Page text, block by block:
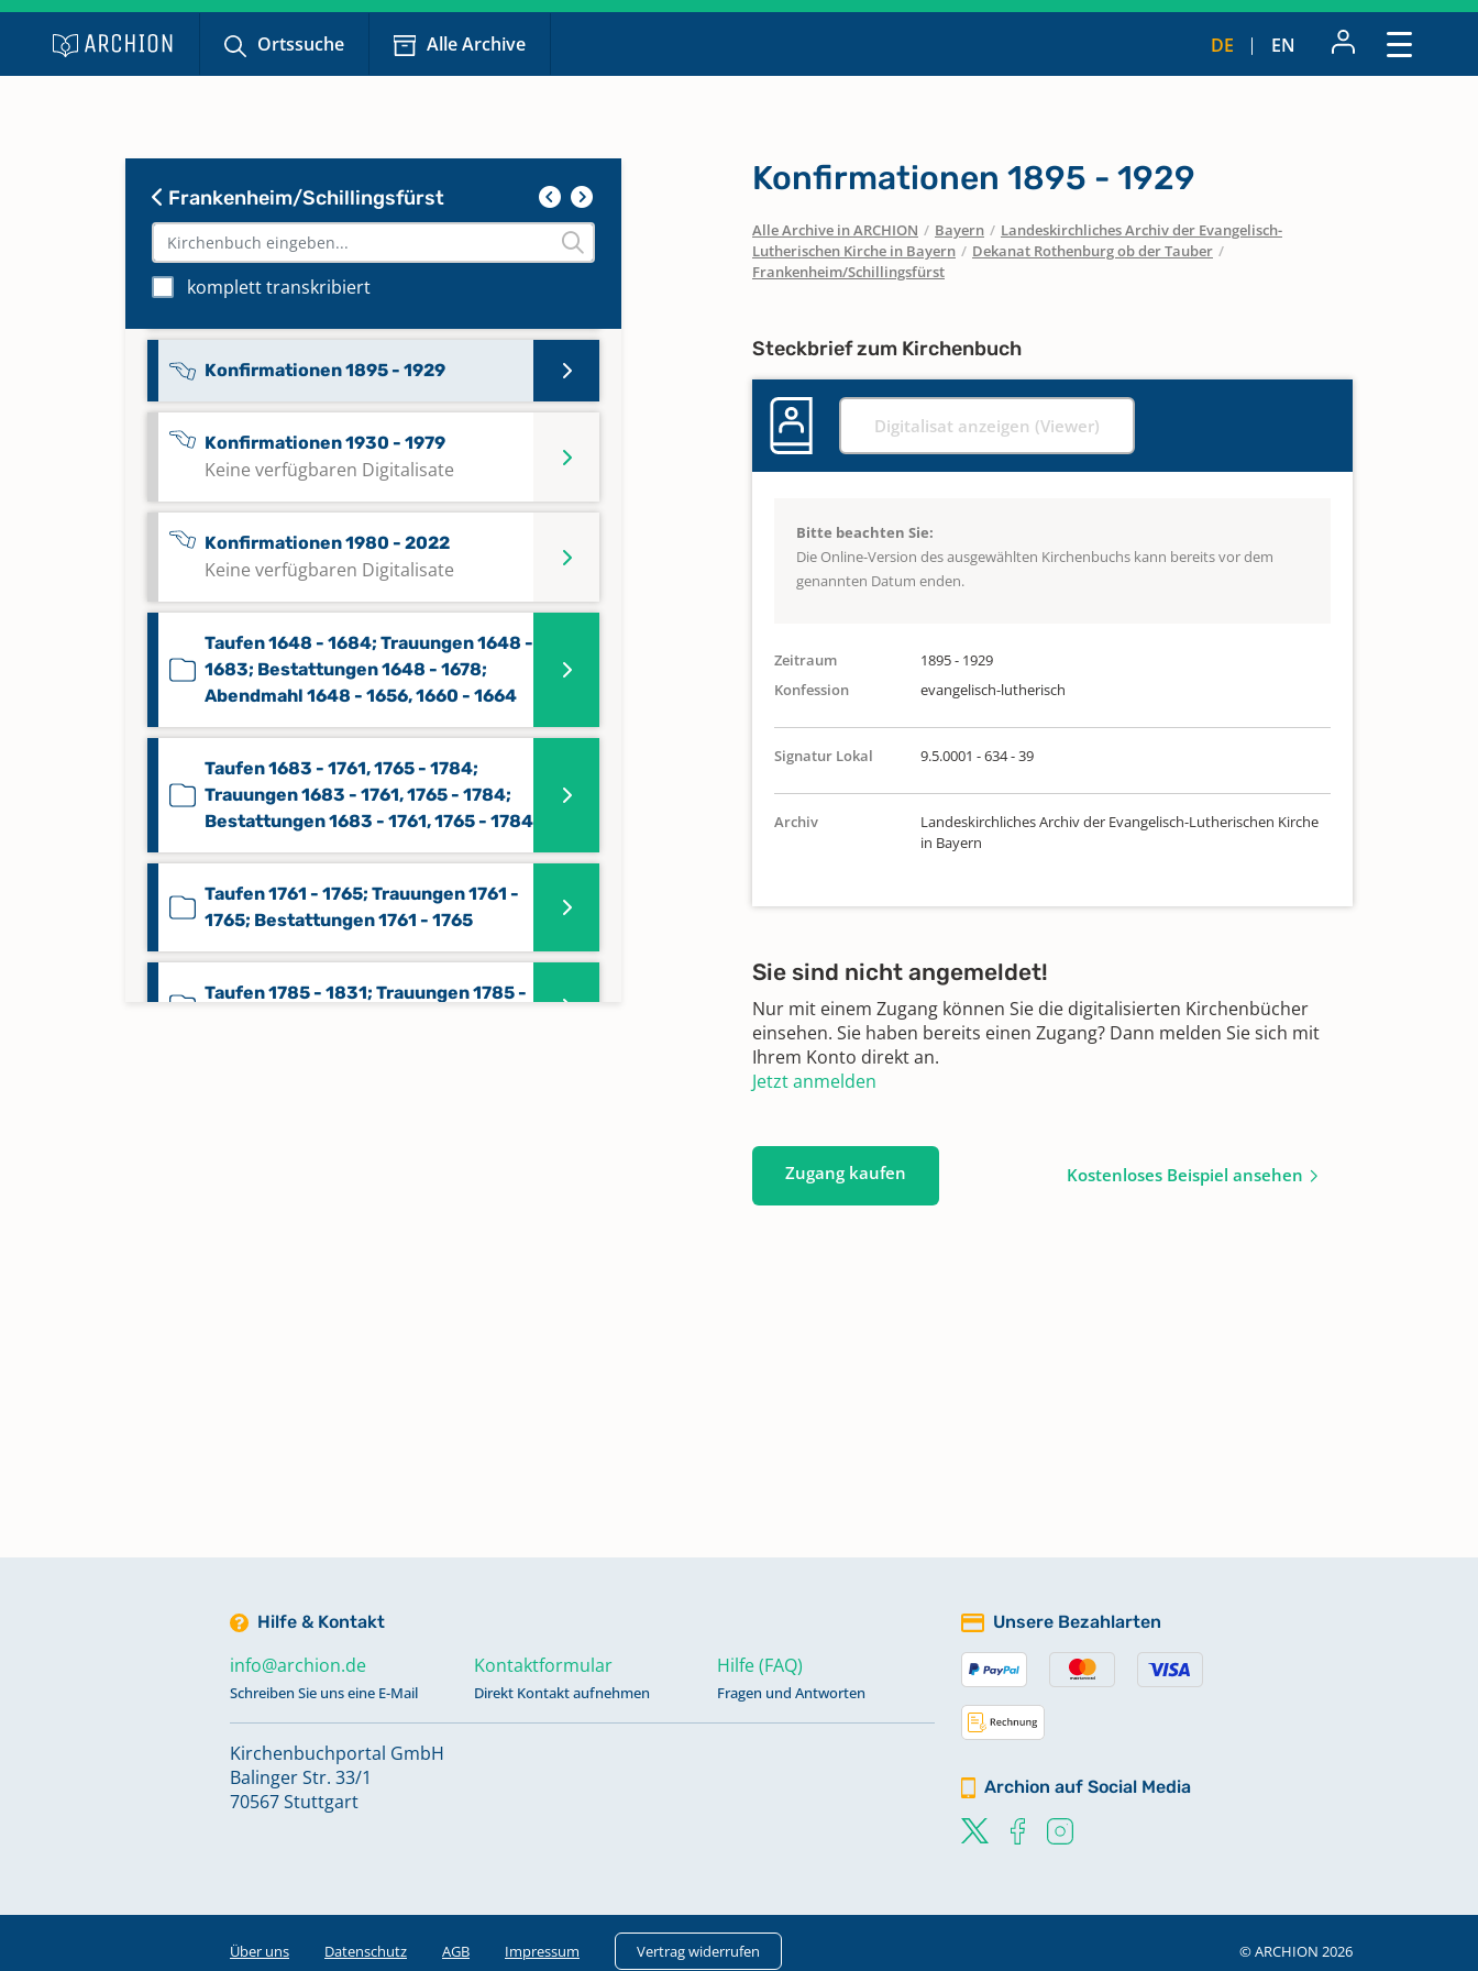
Ortssuche Alle Archive DE EN
Frankenheim/Schillingsfürst
komplett transkribiert
Keine verfügbaren Digitalisate
Konfirmationen 1831 - 1861
Konfirmationen 1862 - 1894
Konfirmationen 1895 - 1929
Konfirmationen 1930 - 1979
Keine verfügbaren Digitalisate
Konfirmationen 1980 - 2022
Keine verfügbaren Digitalisate
Taufen 1648 - 1684; Trauungen 1648 -
1683; Bestattungen 1648 - 1678;
Abendmahl 1648 - 1656, 1660 - 1664
Taufen 1683 - 1761, 1765 - 1784;
Trauungen 1683 - 1761, 1765 - 1784;
Bestattungen 1683 - 1761, 1765 - 1784
Taufen 1761 - 1765; Trauungen 1761 -
1765; Bestattungen 1761 - 1765
Taufen 1785 - 1831; Trauungen 1785 -
Totgeburten 1883 - 1967
Keine verfügbaren Digitalisate
Trauungen 1929 - 2021
Konfirmationen 1895 - 1929
Alle Archive in ARCHION / Bayern / Landeskirchliches Archiv der Evangelisch-
Lutherischen Kirche in Bayern / Dekanat Rothenburg ob der Tauber /
Frankenheim/Schillingsfürst
Steckbrief zum Kirchenbuch
Digitalisat anzeigen (Viewer)
Bitte beachten Sie:
Die Online-Version des ausgewählten Kirchenbuchs kann bereits vor dem
genannten Datum enden.
Zeitraum
1895 - 1929
Konfession
evangelisch-lutherisch
Signatur Lokal 9.5.0001 - 634 - 39
Archiv
Landeskirchliches Archiv der Evangelisch-Lutherischen Kirche
in Bayern
Sie sind nicht angemeldet!
Nur mit einem Zugang können Sie die digitalisierten Kirchenbücher
einsehen. Sie haben bereits einen Zugang? Dann melden Sie sich mit
Ihrem Konto direkt an.
Jetzt anmelden
Zugang kaufen Kostenloses Beispiel ansehen
Hilfe & Kontakt
info@archion.de
Schreiben Sie uns eine E-Mail
Kontaktformular
Direkt Kontakt aufnehmen
Hilfe (FAQ)
Fragen und Antworten
Kirchenbuchportal GmbH
Balinger Str. 33/1
70567 Stuttgart
Unsere Bezahlarten
Archion auf Social Media
Über uns Datenschutz AGB Impressum Vertrag widerrufen © ARCHION 2026